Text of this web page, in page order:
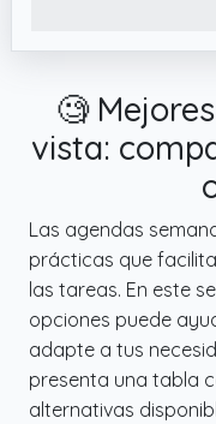
🧐
vista:
Las agendas
prácticas que
las tareas. En este
opciones puede
adapte a tus
presenta una tabla
alternativas